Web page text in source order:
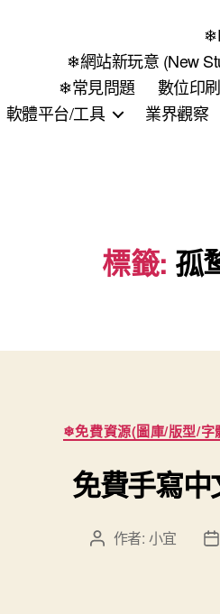
❄網站新玩意 (New
❄常見問題
數位印
軟體平台/工具
業界觀察
標籤: 孤
分
類
❄免費資源(圖庫/版型/字
免費手寫中
文 作者: 小宜
文